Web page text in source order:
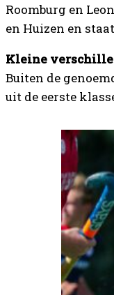
Roomburg en
en Huizen en
Kleine
Buiten de
uit de eerste